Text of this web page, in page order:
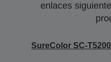
enlaces
SureColor SC-T5200